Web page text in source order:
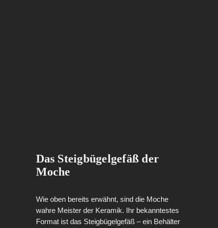
Das Steigbügelgefäß der
Moche
Wie oben bereits erwähnt, sind die Moche
wahre Meister der Keramik. Ihr bekanntestes
Format ist das Steigbügelgefäß – ein Behälter